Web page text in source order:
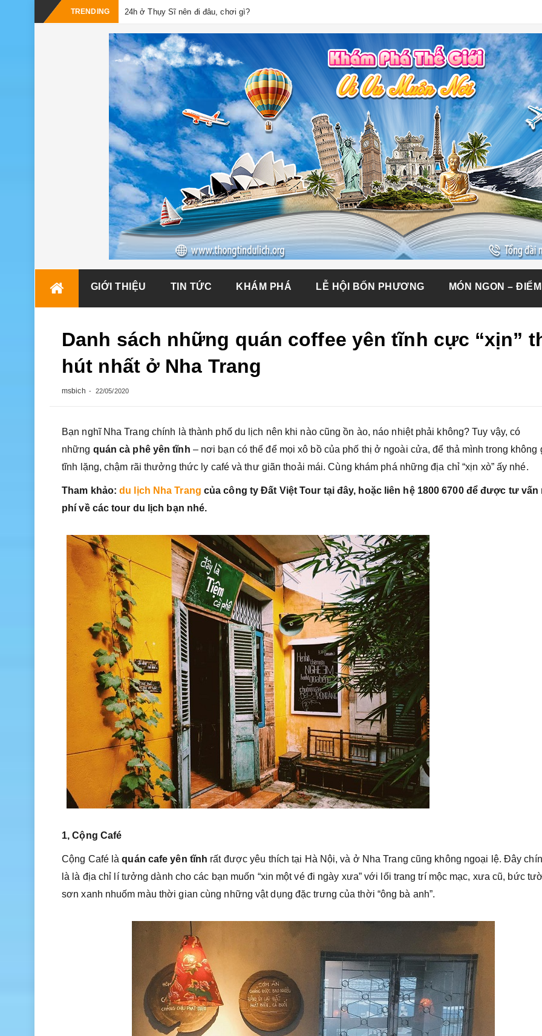
TRENDING 24h ở Thụy Sĩ nên đi đâu, chơi gì?
GIỚI THIỆU TIN TỨC KHÁM PHÁ LỄ HỘI BỐN PHƯƠNG MÓN NGON –
Danh sách những quán coffee yên tĩnh cực “xịn”
hút nhất ở Nha Trang
msbich 22/05/2020
Bạn nghĩ Nha Trang chính là thành phố du lịch nên khi nào cũng ồn ào, náo nhiệt phải không? Tuy vậy, có
những quán cà phê yên tĩnh – nơi bạn có thể để mọi xô bồ của phố thị ở ngoài cửa, để thả mình trong không
tĩnh lặng, chậm rãi thưởng thức ly café và thư giãn thoải mái. Cùng khám phá những địa chỉ “xịn xò” ấy nhé.
Tham khảo:du lịch Nha Trang của công ty Đất Việt Tour tại đây, hoặc liên hệ 1800 6700 để được tư vấn
phí về các tour du lịch bạn nhé.
1, Cộng Café
Cộng Café làquán cafe yên tĩnh rất được yêu thích tại Hà Nội, và ở Nha Trang cũng không ngoại lệ. Đây
là là địa chỉ lí tưởng dành cho các bạn muốn “xin một vé đi ngày xưa” với lối trang trí mộc mạc, xưa cũ, bức
sơn xanh nhuốm màu thời gian cùng những vật dụng đặc trưng của thời “ông bà anh”.